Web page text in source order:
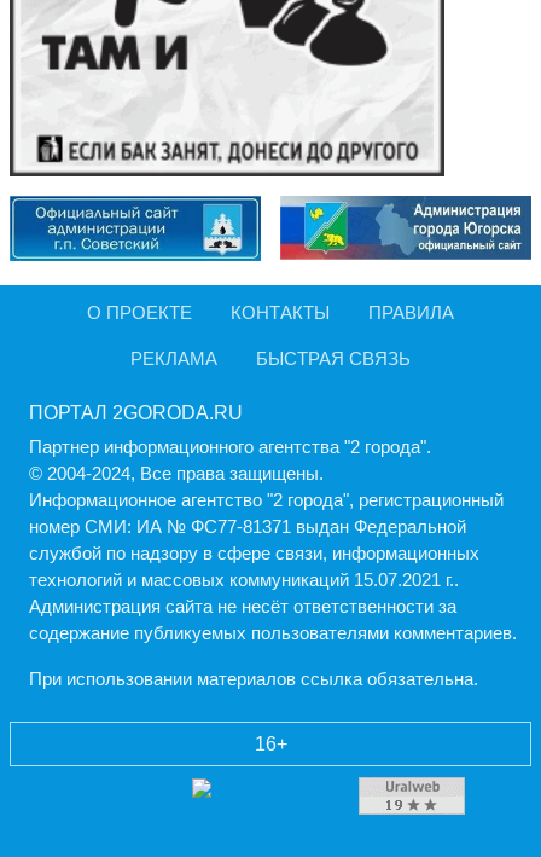
О ПРОЕКТЕ КОНТАКТЫ ПРАВИЛА
РЕКЛАМА БЫСТРАЯ СВЯЗЬ
ПОРТАЛ 2GORODA.RU
Партнер информационного агентства "2 города".
© 2004-2024, Все права защищены.
Информационное агентство "2 города", регистрационный
номер СМИ: ИА № ФС77-81371 выдан Федеральной
службой по надзору в сфере связи, информационных
технологий и массовых коммуникаций 15.07.2021 г..
Администрация cайта не несёт ответственности за
содержание публикуемых пользователями комментариев.
При использовании материалов ссылка обязательна.
16+